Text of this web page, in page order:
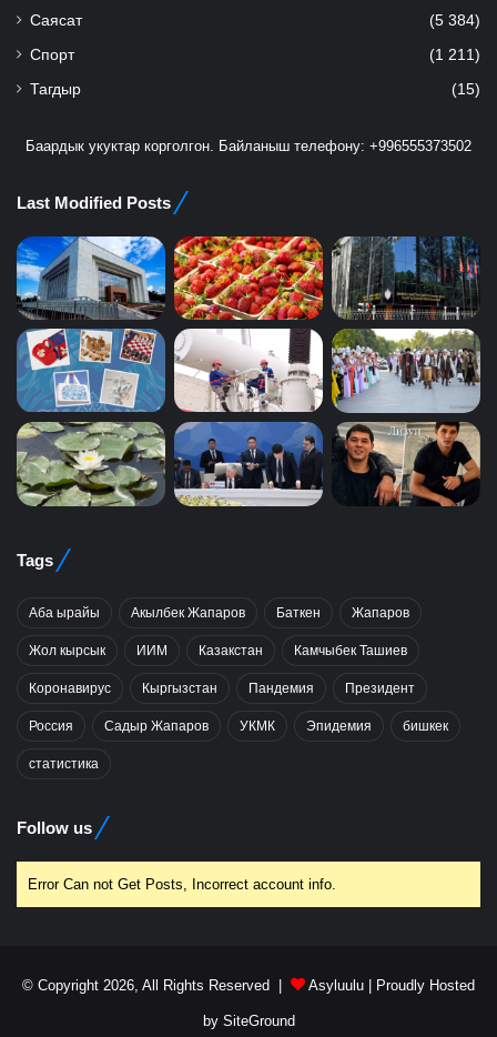
Саясат (5 384)
Спорт (1 211)
Тагдыр (15)
Баардык укуктар корголгон. Байланыш телефону: +996555373502
Last Modified Posts
Tags
Аба ырайы Акылбек Жапаров Баткен Жапаров
Жол кырсык ИИМ Казакстан Камчыбек Ташиев
Коронавирус Кыргызстан Пандемия Президент
Россия Садыр Жапаров УКМК Эпидемия бишкек
статистика
Follow us
Error Can not Get Posts, Incorrect account info.
© Copyright 2026, All Rights Reserved | Asyluulu | Proudly Hosted
by SiteGround